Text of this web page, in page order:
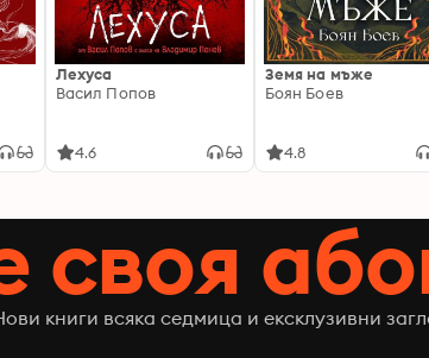
Лехуса
Васил Попов
4.6
Земя на мъже
Боян Боев
4.8
своя
книги всяка седмица и ексклузивни